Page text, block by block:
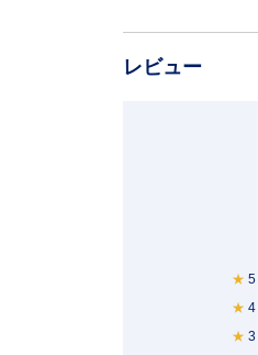
レビュー
★ 5
★ 4
★ 3